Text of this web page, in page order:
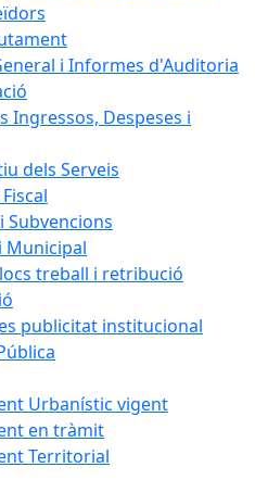
i Informes d'Auditoria
Ingressos, Despeses i
dels Serveis
Subvencions
Municipal
treball i retribució
publicitat institucional
Urbanístic vigent
en tràmit
Territorial